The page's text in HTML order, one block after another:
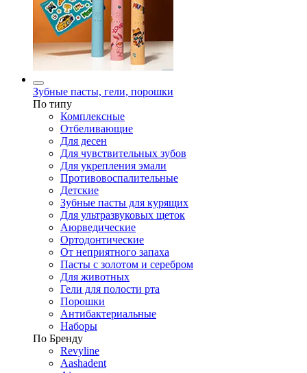
Зубные пасты, гели, порошки
По типу
Комплексные
Отбеливающие
Для десен
Для чувствительных зубов
Для укрепления эмали
Противовоспалительные
Детские
Зубные пасты для курящих
Для ультразвуковых щеток
Аюрведические
Ортодонтические
От неприятного запаха
Пасты с золотом и серебром
Для животных
Гели для полости рта
Порошки
Антибактериальные
Наборы
По Бренду
Revyline
Aashadent